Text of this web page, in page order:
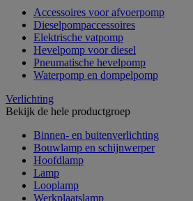
Accessoires voor afvoerpomp
Dieselpompaccessoires
Elektrische vatpomp
Hevelpomp voor diesel
Pneumatische hevelpomp
Waterpomp en dompelpomp
Verlichting
Bekijk de hele productgroep
Binnen- en buitenverlichting
Bouwlamp en schijnwerper
Hoofdlamp
Lamp
Looplamp
Werkplaatslamp